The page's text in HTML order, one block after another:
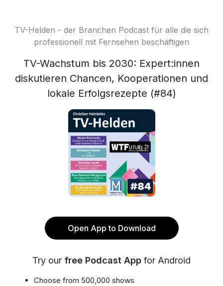
TV-Helden - der Branchen Podcast für alle die sich
professionell mit Fernsehen beschäftigen
TV-Wachstum bis 2030: Expert:innen
diskutieren Chancen, Kooperationen und
lokale Erfolgsrezepte (#84)
Open App to Download
Try our free Podcast App for Android
Choose from 500,000 shows